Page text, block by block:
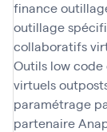
finance
outillage
collaboratifs
Outils low code
virtuels
paramétrage
partenaire